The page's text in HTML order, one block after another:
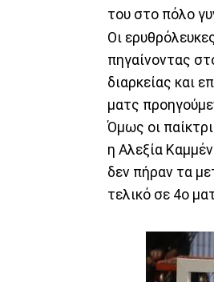
του στο πόλο
Οι
πηγαίνοντας
διαρκείας και
ματς
Όμως οι
η Αλεξία
δεν πήραν τα
τελικό σε 4ο